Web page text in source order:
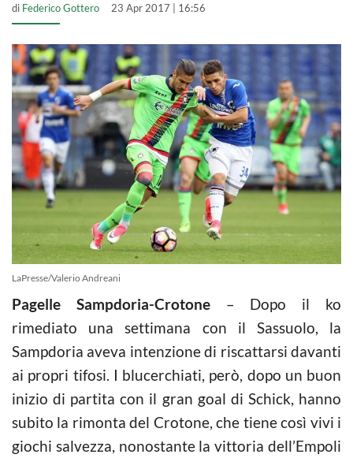
di Federico Gottero 23 Apr 2017 | 16:56
LaPresse/Valerio Andreani
Pagelle Sampdoria-Crotone– Dopo il ko
rimediato una settimana con il Sassuolo, la
Sampdoria aveva intenzione di riscattarsi davanti
ai propri tifosi. I blucerchiati, però, dopo un buon
inizio di partita con il gran goal di Schick, hanno
subito la rimonta del Crotone, che tiene così vivi i
giochi salvezza, nonostante la vittoria dell’Empoli